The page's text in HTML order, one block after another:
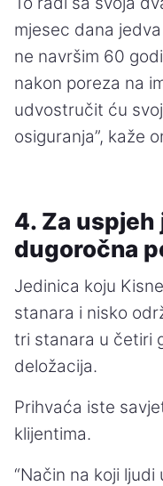
mjesec dana
ne navršim 60
nakon poreza na
udvostručit ću
osiguranja”, kaže
4. Za uspjeh
dugoročna
Jedinica koju
stanara i nisko
tri stanara u četiri
deložacija.
Prihvaća iste
klijentima.
“Način na koji